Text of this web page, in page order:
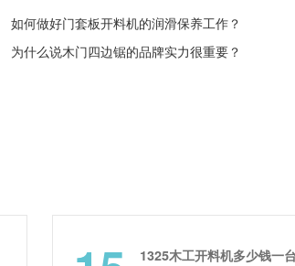
如何做好门套板开料机的润滑保养工作？
为什么说木门四边锯的品牌实力很重要？